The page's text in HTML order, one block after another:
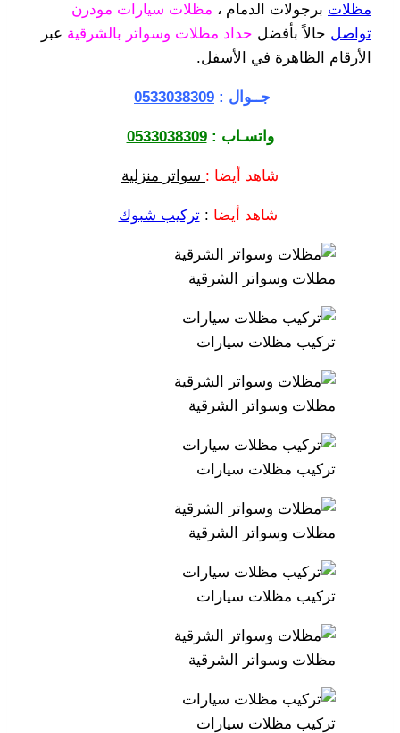
مظلات برجولات الدمام ، مظلات سيارات مودرن
تواصل حالاً بأفضل حداد مظلات وسواتر بالشرقية عبر
الأرقام الظاهرة في الأسفل.
جــوال : 0533038309
واتسـاب :0533038309
شاهد أيضا : سواتر منزلية
شاهد أيضا :تركيب شبوك
مظلات وسواتر الشرقية
تركيب مظلات سيارات
مظلات وسواتر الشرقية
تركيب مظلات سيارات
مظلات وسواتر الشرقية
تركيب مظلات سيارات
مظلات وسواتر الشرقية
تركيب مظلات سيارات